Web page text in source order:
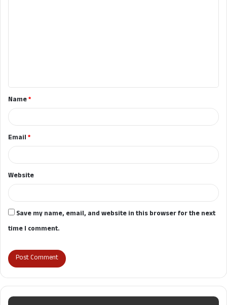
t
*Name*
Email*
Website
Save my name, email, and website in this browser for the next
time I comment.